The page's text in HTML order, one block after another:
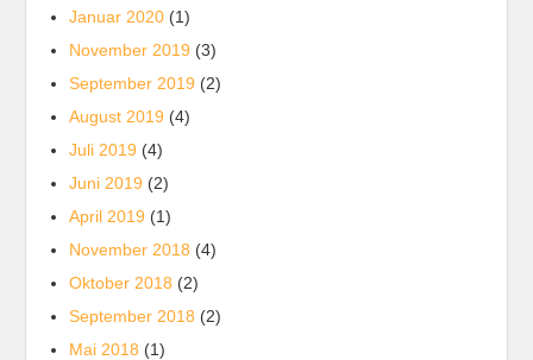
Januar 2020 (1)
November 2019 (3)
September 2019 (2)
August 2019 (4)
Juli 2019 (4)
Juni 2019 (2)
April 2019 (1)
November 2018 (4)
Oktober 2018 (2)
September 2018 (2)
Mai 2018 (1)